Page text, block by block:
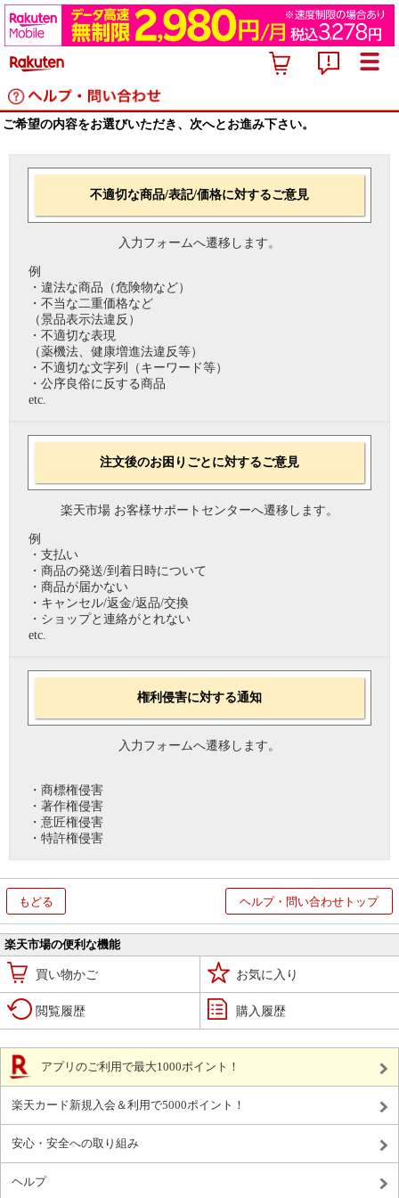
ご希望の内容をお選びいただき、次へとお進み下さい。
不適切な商品/表記/価格に対するご意見
入力フォームへ遷移します。
例
・違法な商品（危険物など）
・不当な二重価格など
（景品表示法違反）
・不適切な表現
（薬機法、健康増進法違反等）
・不適切な文字列（キーワード等）
・公序良俗に反する商品
etc.
注文後のお困りごとに対するご意見
楽天市場 お客様サポートセンターへ遷移します。
例
・支払い
・商品の発送/到着日時について
・商品が届かない
・キャンセル/返金/返品/交換
・ショップと連絡がとれない
etc.
権利侵害に対する通知
入力フォームへ遷移します。
・商標権侵害
・著作権侵害
・意匠権侵害
・特許権侵害
もどる ヘルプ・問い合わせトップ
楽天市場の便利な機能
買い物かご お気に入り
閲覧履歴 購入履歴
アプリのご利用で最大1000ポイント！
楽天カード新規入会＆利用で5000ポイント！
安心・安全への取り組み
ヘルプ